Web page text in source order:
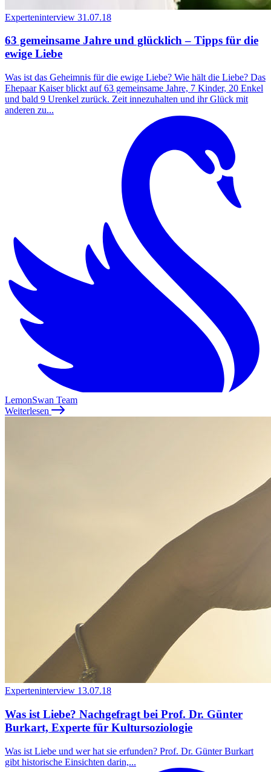
Experteninterview 31.07.18
63 gemeinsame Jahre und glücklich – Tipps für die
ewige Liebe
Was ist das Geheimnis für die ewige Liebe? Wie hält die Liebe? Das
Ehepaar Kaiser blickt auf 63 gemeinsame Jahre, 7 Kinder, 20 Enkel
und bald 9 Urenkel zurück. Zeit innezuhalten und ihr Glück mit
anderen zu...
LemonSwan Team
Weiterlesen
Experteninterview 13.07.18
Was ist Liebe? Nachgefragt bei Prof. Dr. Günter
Burkart, Experte für Kultursoziologie
Was ist Liebe und wer hat sie erfunden? Prof. Dr. Günter Burkart
gibt historische Einsichten darin,...